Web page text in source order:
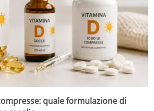
quale formulazione di